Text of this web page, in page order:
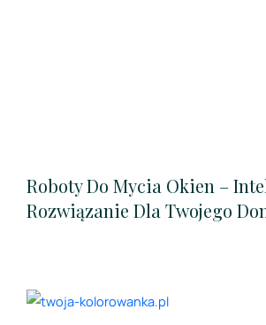
Roboty Do Mycia Okien –
Rozwiązanie Dla Twojego